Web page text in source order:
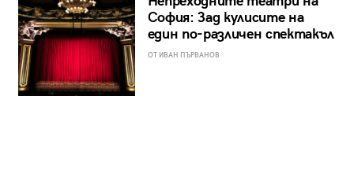
София: Зад кулисите на
един по-различен спектакъл
ОТ ИВАН ПЪРВАНОВ